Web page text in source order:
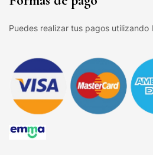
Puedes realizar tus pagos utilizando